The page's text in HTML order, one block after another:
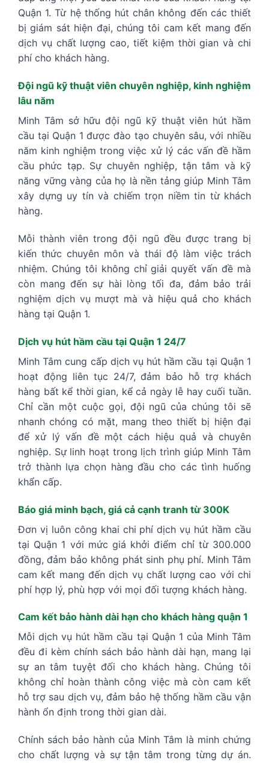
Quận 1. Từ hệ thống hút chân không đến các thiết
bị giám sát hiện đại, chúng tôi cam kết mang đến
dịch vụ chất lượng cao, tiết kiệm thời gian và chi
phí cho khách hàng.
Đội ngũ kỹ thuật viên chuyên nghiệp, kinh nghiệm
lâu năm
Minh Tâm sở hữu đội ngũ kỹ thuật viên hút hầm
cầu tại Quận 1 được đào tạo chuyên sâu, với nhiều
năm kinh nghiệm trong việc xử lý các vấn đề hầm
cầu phức tạp. Sự chuyên nghiệp, tận tâm và kỹ
năng vững vàng của họ là nền tảng giúp Minh Tâm
xây dựng uy tín và chiếm trọn niềm tin từ khách
hàng.
Mỗi thành viên trong đội ngũ đều được trang bị
kiến thức chuyên môn và thái độ làm việc trách
nhiệm. Chúng tôi không chỉ giải quyết vấn đề mà
còn mang đến sự hài lòng tối đa, đảm bảo trải
nghiệm dịch vụ mượt mà và hiệu quả cho khách
hàng tại Quận 1.
Dịch vụ hút hầm cầu tại Quận 1 24/7
Minh Tâm cung cấp dịch vụ hút hầm cầu tại Quận 1
hoạt động liên tục 24/7, đảm bảo hỗ trợ khách
hàng bất kể thời gian, kể cả ngày lễ hay cuối tuần.
Chỉ cần một cuộc gọi, đội ngũ của chúng tôi sẽ
nhanh chóng có mặt, mang theo thiết bị hiện đại
để xử lý vấn đề một cách hiệu quả và chuyên
nghiệp. Sự linh hoạt trong lịch trình giúp Minh Tâm
trở thành lựa chọn hàng đầu cho các tình huống
khẩn cấp.
Báo giá minh bạch, giá cả cạnh tranh từ 300K
Đơn vị luôn công khai chi phí dịch vụ hút hầm cầu
tại Quận 1 với mức giá khởi điểm chỉ từ 300.000
đồng, đảm bảo không phát sinh phụ phí. Minh Tâm
cam kết mang đến dịch vụ chất lượng cao với chi
phí hợp lý, phù hợp với mọi đối tượng khách hàng.
Cam kết bảo hành dài hạn cho khách hàng quận 1
Mỗi dịch vụ hút hầm cầu tại Quận 1 của Minh Tâm
đều đi kèm chính sách bảo hành dài hạn, mang lại
sự an tâm tuyệt đối cho khách hàng. Chúng tôi
không chỉ hoàn thành công việc mà còn cam kết
hỗ trợ sau dịch vụ, đảm bảo hệ thống hầm cầu vận
hành ổn định trong thời gian dài.
Chính sách bảo hành của Minh Tâm là minh chứng
cho chất lượng và sự tận tâm trong từng dự án.